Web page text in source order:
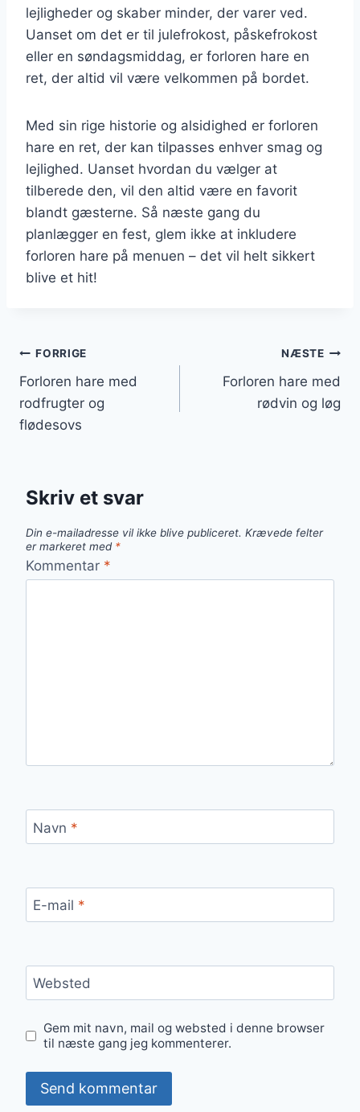
lejligheder og skaber minder, der varer ved.
Uanset om det er til julefrokost, påskefrokost
eller en søndagsmiddag, er forloren hare en
ret, der altid vil være velkommen på bordet.
Med sin rige historie og alsidighed er forloren
hare en ret, der kan tilpasses enhver smag og
lejlighed. Uanset hvordan du vælger at
tilberede den, vil den altid være en favorit
blandt gæsterne. Så næste gang du
planlægger en fest, glem ikke at inkludere
forloren hare på menuen – det vil helt sikkert
blive et hit!
Indlægsnavigation
FORRIGE
Forloren hare med
rodfrugter og
flødesovs
NÆSTE
Forloren hare med
rødvin og løg
Skriv et svar
Din e-mailadresse vil ikke blive publiceret. Krævede felter
er markeret med *
Kommentar *
Navn *
E-mail *
Websted
Gem mit navn, mail og websted i denne browser
til næste gang jeg kommenterer.